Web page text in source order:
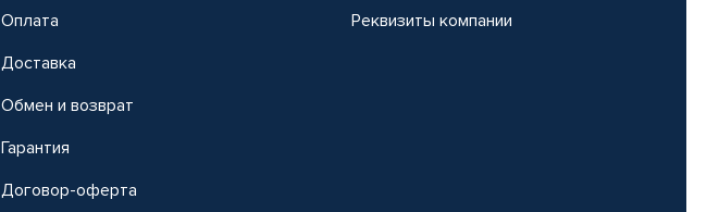
Оплата
Доставка
Обмен и возврат
Гарантия
Договор-оферта
Реквизиты компании